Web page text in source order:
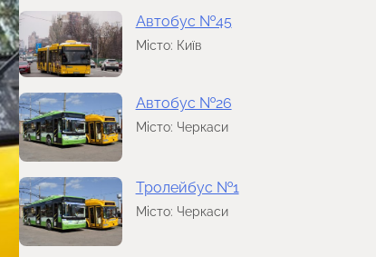
Автобус №45
Місто: Київ
Автобус №26
Місто: Черкаси
Тролейбус №1
Місто: Черкаси